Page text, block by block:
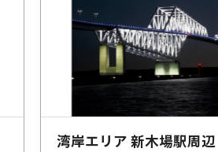
湾岸エリア 新木場駅周辺